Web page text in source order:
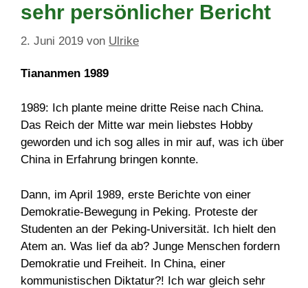
sehr persönlicher Bericht
2. Juni 2019 von Ulrike
Tiananmen 1989
1989: Ich plante meine dritte Reise nach China.
Das Reich der Mitte war mein liebstes Hobby
geworden und ich sog alles in mir auf, was ich über
China in Erfahrung bringen konnte.
Dann, im April 1989, erste Berichte von einer
Demokratie-Bewegung in Peking. Proteste der
Studenten an der Peking-Universität. Ich hielt den
Atem an. Was lief da ab? Junge Menschen fordern
Demokratie und Freiheit. In China, einer
kommunistischen Diktatur?! Ich war gleich sehr